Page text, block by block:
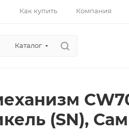
Как купить Компания
Каталог
(SN),